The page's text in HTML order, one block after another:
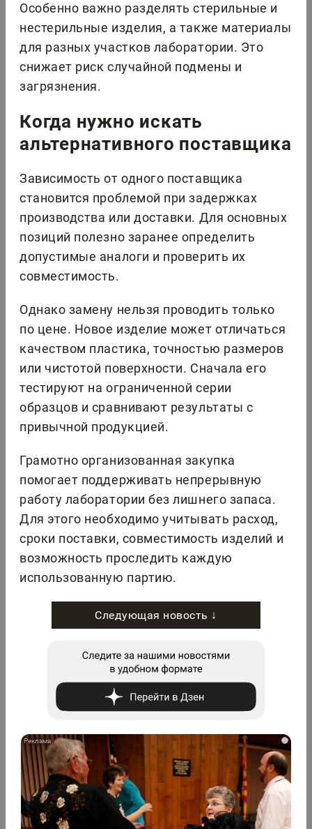
Особенно важно разделять стерильные и
нестерильные изделия, а также материалы
для разных участков лаборатории. Это
снижает риск случайной подмены и
загрязнения.
Когда нужно искать
альтернативного поставщика
Зависимость от одного поставщика
становится проблемой при задержках
производства или доставки. Для основных
позиций полезно заранее определить
допустимые аналоги и проверить их
совместимость.
Однако замену нельзя проводить только
по цене. Новое изделие может отличаться
качеством пластика, точностью размеров
или чистотой поверхности. Сначала его
тестируют на ограниченной серии
образцов и сравнивают результаты с
привычной продукцией.
Грамотно организованная закупка
помогает поддерживать непрерывную
работу лаборатории без лишнего запаса.
Для этого необходимо учитывать расход,
сроки поставки, совместимость изделий и
возможность проследить каждую
использованную партию.
Следующая новость ↓
i